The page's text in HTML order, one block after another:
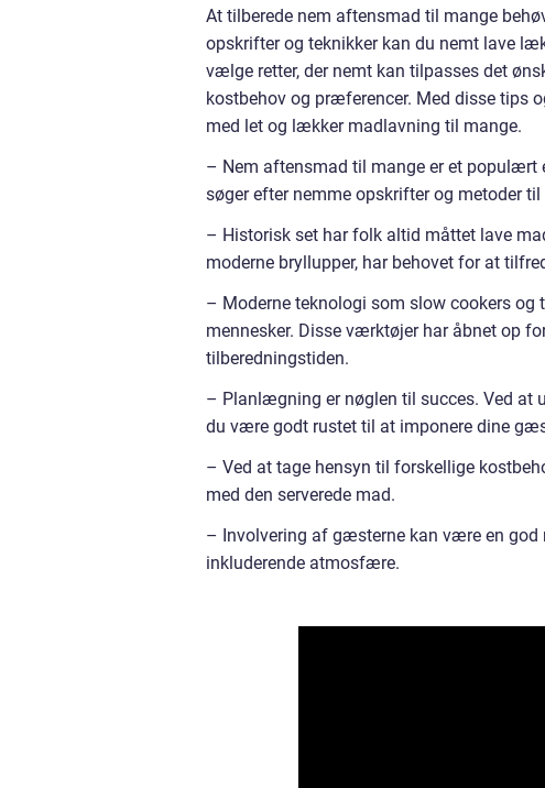
At tilberede nem aftensmad til mange
opskrifter og teknikker kan du nemt lave
vælge retter, der nemt kan tilpasses det
kostbehov og præferencer. Med disse tips
med let og lækker madlavning til mange.
– Nem aftensmad til mange er et populært
søger efter nemme opskrifter og metoder
– Historisk set har folk altid måttet lave
moderne bryllupper, har behovet for at
– Moderne teknologi som slow cookers og
mennesker. Disse værktøjer har åbnet op
tilberedningstiden.
– Planlægning er nøglen til succes. Ved at
du være godt rustet til at imponere dine
– Ved at tage hensyn til forskellige
med den serverede mad.
– Involvering af gæsterne kan være en god
inkluderende atmosfære.